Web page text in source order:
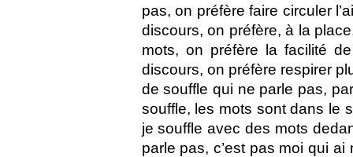
pas, on préfère faire circuler
discours, on préfère, à la
mots, on préfère la facilité
discours, on préfère respirer
de souffle qui ne parle pas,
souffle, les mots sont dans le
je souffle avec des mots
parle pas, c’est pas moi qui